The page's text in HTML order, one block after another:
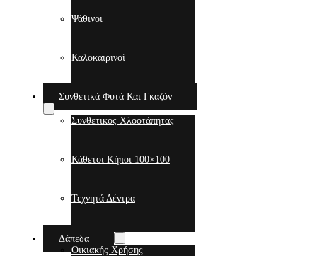
Ψάθινοι
Καλοκαιρινοί
Συνθετικά Φυτά Και Γκαζόν
Συνθετικός Χλοοτάπητας
Κάθετοι Κήποι 100×100
Τεχνητά Δέντρα
Δάπεδα
Οικιακής Χρήσης